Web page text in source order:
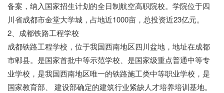
备案，纳入国家招生计划的全日制航空高职院校。学院位于四
川省成都市金堂大学城，占地近1000亩，总投资近23亿元。
2、成都铁路工程学校
成都铁路工程学校，位于我国西南地区四川盆地，地址在成都
市郫县。是国家首批中等示范学校、是国家级重点普通中等专
业学校，是我国西南地区唯一的铁路施工类中等职业学校，是
国家教育部、 建设部确定的建筑行业紧缺人才培养培训基地。